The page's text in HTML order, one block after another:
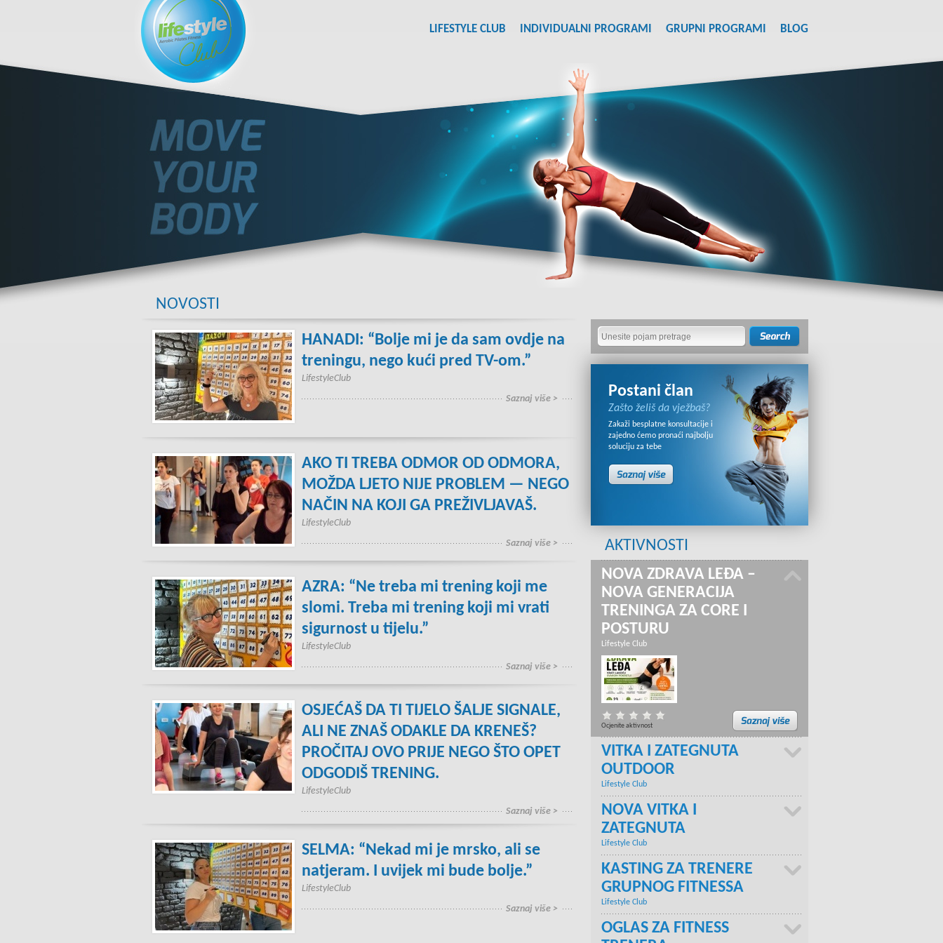
LIFESTYLE CLUB INDIVIDUALNI PROGRAMI GRUPNI PROGRAMI BLOG
NOVOSTI
HANADI: “Bolje mi je da sam ovdje na
treningu, nego kući pred TV-om.”
LifestyleClub
Saznaj više >
AKO TI TREBA ODMOR OD ODMORA,
MOŽDA LJETO NIJE PROBLEM — NEGO
NAČIN NA KOJI GA PREŽIVLJAVAŠ.
LifestyleClub
Saznaj više >
AZRA: “Ne treba mi trening koji me
slomi. Treba mi trening koji mi vrati
sigurnost u tijelu.”
LifestyleClub
Saznaj više >
OSJEĆAŠ DA TI TIJELO ŠALJE SIGNALE,
ALI NE ZNAŠ ODAKLE DA KRENEŠ?
PROČITAJ OVO PRIJE NEGO ŠTO OPET
ODGODIŠ TRENING.
LifestyleClub
Saznaj više >
SELMA: “Nekad mi je mrsko, ali se
natjeram. I uvijek mi bude bolje.”
LifestyleClub
Saznaj više >
Postani član
Zašto želiš da vježbaš?
Zakaži besplatne konsultacije i
zajedno ćemo pronaći najbolju
soluciju za tebe
AKTIVNOSTI
NOVA ZDRAVA LEĐA –
NOVA GENERACIJA
TRENINGA ZA CORE I
POSTURU
Lifestyle Club
Ocjenite aktivnost
VITKA I ZATEGNUTA
OUTDOOR
Lifestyle Club
NOVA VITKA I
ZATEGNUTA
Lifestyle Club
KASTING ZA TRENERE
GRUPNOG FITNESSA
Lifestyle Club
OGLAS ZA FITNESS